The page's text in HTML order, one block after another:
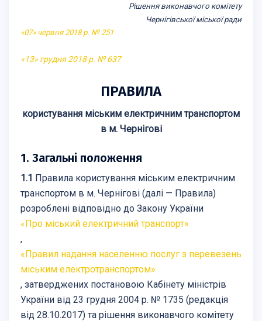
Рішення виконавчого комітету
Чернігівської міської ради
«07» червня 2018 р. № 251
«13» грудня 2018 р. № 637
ПРАВИЛА
користування міським електричним транспортом
в м. Чернігові
1. Загальні положення
1.1 Правила користування міським електричним
транспортом в м. Чернігові (далі — Правила)
розроблені відповідно до Закону України
«Про міський електричний транспорт»
,
«Правил надання населенню послуг з перевезень
міським електротранспортом»
, затверджених постановою Кабінету міністрів
України від 23 грудня 2004 р. № 1735 (редакція
від 28.10.2017) та рішення виконавчого комітету